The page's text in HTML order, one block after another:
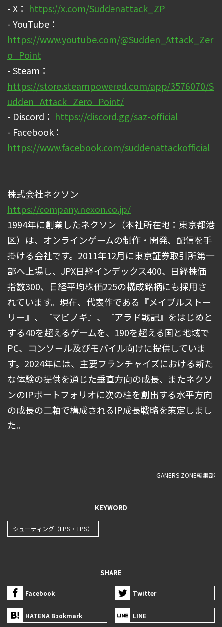
- X： https://x.com/Suddenattack_ZP
- YouTube：
https://www.youtube.com/@Sudden_Attack_Zer
o_Point
- Steam：
https://store.steampowered.com/app/3576070/S
udden_Attack_Zero_Point/
- Discord： https://discord.gg/saz-official
- Facebook：
https://www.facebook.com/suddenattackofficial
株式会社ネクソン
https://company.nexon.co.jp/
1994年に創業したネクソン（本社所在地：東京都港
区）は、オンラインゲームの制作・開発、配信を手
掛ける会社です。2011年12月に東京証券取引所第一
部へ上場し、JPX日経インデックス400、日経株価
指数300、日経平均株価225の構成銘柄にも採用さ
れています。現在、代表作である『メイプルストー
リー』、『マビノギ』、『アラド戦記』をはじめと
する40を超えるゲームを、190を超える国と地域で
PC、コンソール及びモバイル向けに提供していま
す。2024年には、主要フランチャイズにおける新た
な体験の提供を通じた垂直方向の成長、またネクソ
ンのIPポートフォリオに次の柱を創出する水平方向
の成長の二軸で構成されるIP成長戦略を策定しまし
た。
GAMERS ZONE編集部
KEYWORD
シューティング（FPS・TPS）
SHARE
Facebook Twitter
HATENA Bookmark LINE